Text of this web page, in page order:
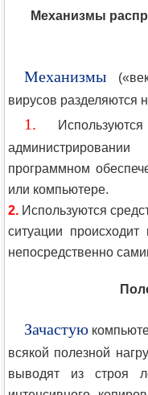
Механизмы
Механизмы
вирусов разделяются
1.
программном
или компьютере.
2. Используются
ситуации происходит
непосредственно
Зачастую
всякой полезной
выводят из строя